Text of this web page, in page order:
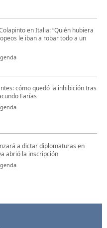
en Italia: “Quién hubiera
le iban a robar todo a un
cómo quedó la inhibición tras
Farías
a dictar diplomaturas en
abrió la inscripción